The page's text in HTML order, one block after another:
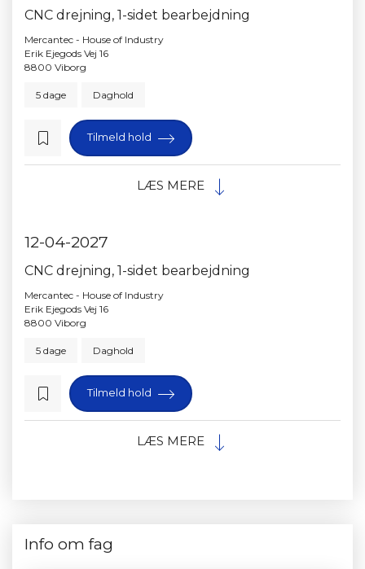
CNC drejning, 1-sidet bearbejdning
Mercantec - House of Industry
Erik Ejegods Vej 16
8800 Viborg
5 dage Daghold
Tilmeld hold
LÆS MERE
12-04-2027
CNC drejning, 1-sidet bearbejdning
Mercantec - House of Industry
Erik Ejegods Vej 16
8800 Viborg
5 dage Daghold
Tilmeld hold
LÆS MERE
Info om fag